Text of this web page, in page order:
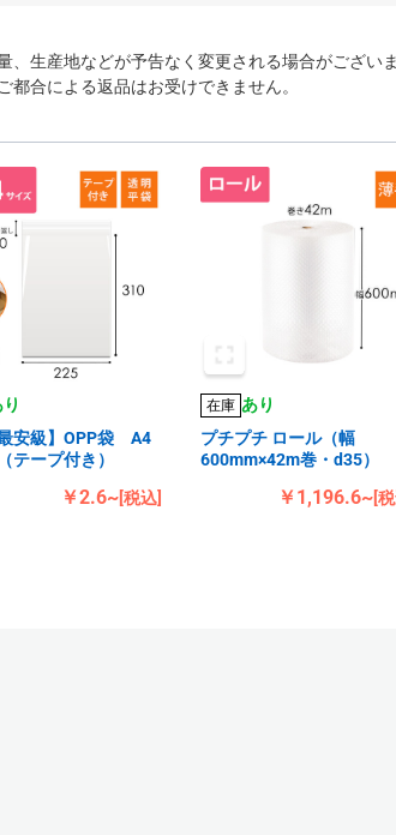
生産地などが予告なく変更される場合がござい
合による返品はお受けできません。
最安級】OPP袋 A4
テープ付き）
￥2.6~[税込]
在庫 あり
プチプチ ロール（幅
600mm×42m巻・d35）
￥1,196.6~[